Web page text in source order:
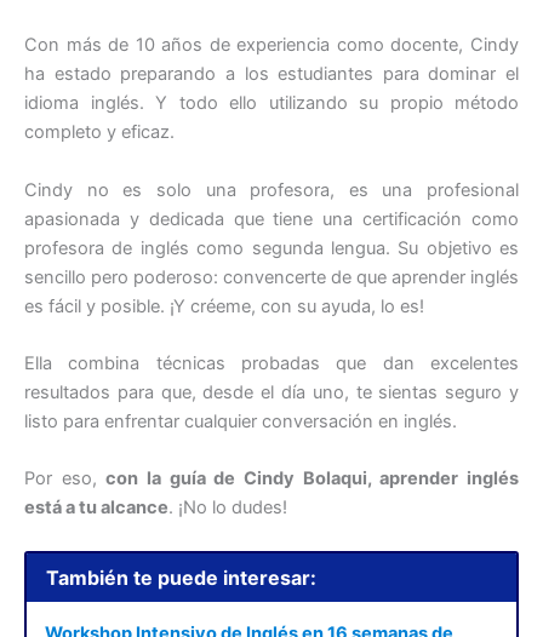
Con más de 10 años de experiencia como docente, Cindy
ha estado preparando a los estudiantes para dominar el
idioma inglés. Y todo ello utilizando su propio método
completo y eficaz.
Cindy no es solo una profesora, es una profesional
apasionada y dedicada que tiene una certificación como
profesora de inglés como segunda lengua. Su objetivo es
sencillo pero poderoso: convencerte de que aprender inglés
es fácil y posible. ¡Y créeme, con su ayuda, lo es!
Ella combina técnicas probadas que dan excelentes
resultados para que, desde el día uno, te sientas seguro y
listo para enfrentar cualquier conversación en inglés.
Por eso,con la guía de Cindy Bolaqui, aprender inglés
está a tu alcance. ¡No lo dudes!
También te puede interesar: